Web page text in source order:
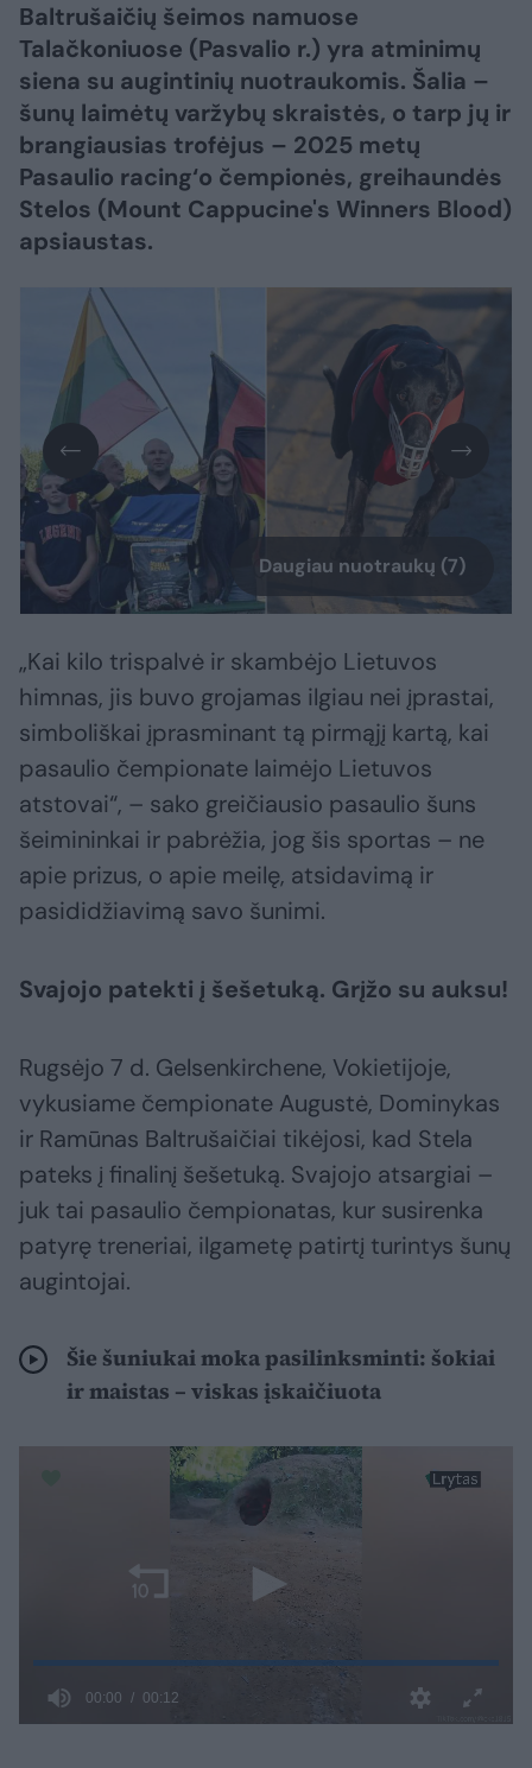
Baltrušaičių šeimos namuose
Talačkoniuose (Pasvalio r.) yra atminimų
siena su augintinių nuotraukomis. Šalia –
šunų laimėtų varžybų skraistės, o tarp jų ir
brangiausias trofėjus – 2025 metų
Pasaulio racing‘o čempionės, greihaundės
Stelos (Mount Cappucine's Winners Blood)
apsiaustas.
Daugiau nuotraukų (7)
„Kai kilo trispalvė ir skambėjo Lietuvos
himnas, jis buvo grojamas ilgiau nei įprastai,
simboliškai įprasminant tą pirmąjį kartą, kai
pasaulio čempionate laimėjo Lietuvos
atstovai“, – sako greičiausio pasaulio šuns
šeimininkai ir pabrėžia, jog šis sportas – ne
apie prizus, o apie meilę, atsidavimą ir
pasididžiavimą savo šunimi.
Svajojo patekti į šešetuką. Grįžo su auksu!
Rugsėjo 7 d. Gelsenkirchene, Vokietijoje,
vykusiame čempionate Augustė, Dominykas
ir Ramūnas Baltrušaičiai tikėjosi, kad Stela
pateks į finalinį šešetuką. Svajojo atsargiai –
juk tai pasaulio čempionatas, kur susirenka
patyrę treneriai, ilgametę patirtį turintys šunų
augintojai.
Šie šuniukai moka pasilinksminti: šokiai
ir maistas – viskas įskaičiuota